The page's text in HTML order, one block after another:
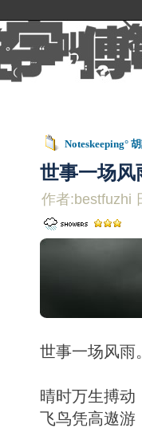
Noteskeeping°
世事一场风
作者:bestfuzhi
世事一场风雨
晴时万生搏动
飞鸟凭高遨游